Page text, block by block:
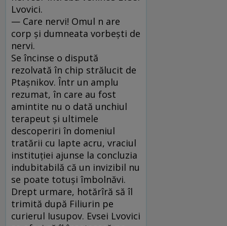
Lvovici.
— Care nervi! Omul n are
corp şi dumneata vorbeşti de
nervi.
Se încinse o dispută
rezolvată în chip strălucit de
Ptaşnikov. Într un amplu
rezumat, în care au fost
amintite nu o dată unchiul
terapeut şi ultimele
descoperiri în domeniul
tratării cu lapte acru, vraciul
instituţiei ajunse la concluzia
indubitabilă că un invizibil nu
se poate totuşi îmbolnăvi.
Drept urmare, hotărîră să îl
trimită după Filiurin pe
curierul Iusupov. Evsei Lvovici